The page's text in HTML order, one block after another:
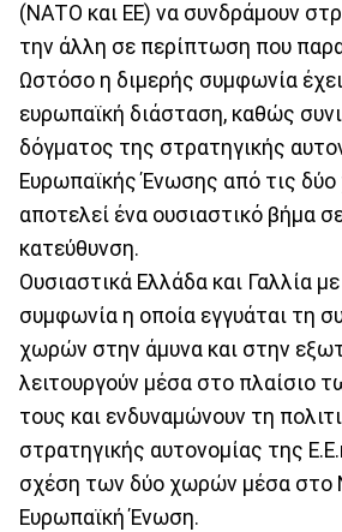
(ΝΑΤΟ και ΕΕ) να συνδράμουν
την άλλη σε περίπτωση που
Ωστόσο η διμερής συμφωνία
ευρωπαϊκή διάσταση, καθώς
δόγματος της στρατηγικής
Ευρωπαϊκής Ένωσης από τις δύο
αποτελεί ένα ουσιαστικό βήμα
κατεύθυνση.
Ουσιαστικά Ελλάδα και Γαλλία
συμφωνία η οποία εγγυάται τη
χωρών στην άμυνα και στην
λειτουργούν μέσα στο πλαίσιο
τους και ενδυναμώνουν τη
στρατηγικής αυτονομίας της
σχέση των δύο χωρών μέσα στο
Ευρωπαϊκή Ένωση.